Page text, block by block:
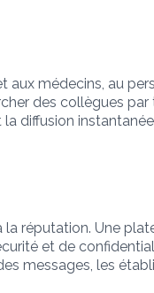
médecins, au
des collègues par
diffusion
réputation. Une
et de
messages, les